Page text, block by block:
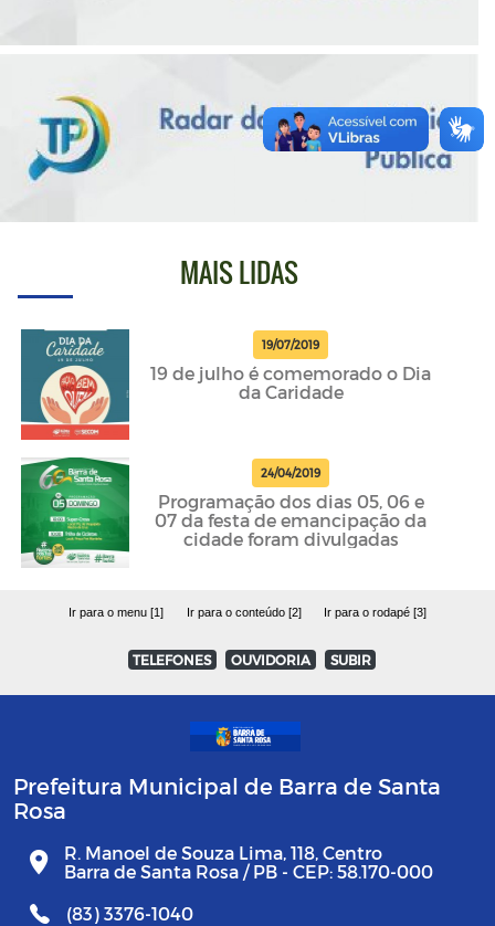
MAIS LIDAS
19/07/2019
19 de julho é comemorado o Dia
da Caridade
24/04/2019
Programação dos dias 05, 06 e
07 da festa de emancipação da
cidade foram divulgadas
Ir para o menu [1] Ir para o conteúdo [2] Ir para o rodapé [3]
TELEFONES OUVIDORIA SUBIR
Prefeitura Municipal de Barra de Santa
Rosa
R. Manoel de Souza Lima, 118, Centro
Barra de Santa Rosa / PB - CEP: 58.170-000
(83) 3376-1040